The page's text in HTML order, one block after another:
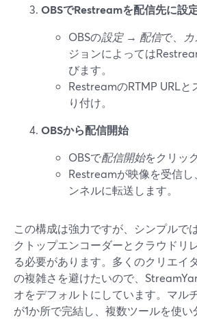
OBSでRestreamを配信先に設
OBSの設定 → 配信で、
ジョンによっては
びます。
RestreamのRTMP URL
り付け。
OBSから配信開始
OBSで配信開始をクリック
Restreamが映像を受信
ンネルに転送します。
この構成は強力ですが、シンプルで
クトップエンコーダーとクラウドリ
る必要があります。多くのクリエイ
の複雑さを避けたいので、
オをデフォルトにしています。マル
が1か所で完結し、複数ツールを使